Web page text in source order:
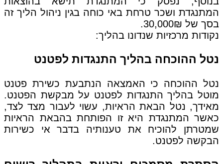
המתנגדת ושכר טרחת באי כוחה בגין ניהול הליך זה
בסך של 30,000₪.
נקודות מרכזיות שנדונו בהליך:
נטל ההוכחה בהליך התנגדות לפטנט
נטל ההוכחה כי האמצאה הנתבעת כשירת פטנט
מוטל בהליך התנגדות לפטנט על מבקשת הפטנט.
מאידך, נטל הבאת הראיות, עשוי לעבור מצד לצד,
כאשר המתנגדת היא זו הפותחת בהבאת הראיות
שמטרתן להוכיח את טענותיה בדבר אי כשירות
הבקשה לפטנט.